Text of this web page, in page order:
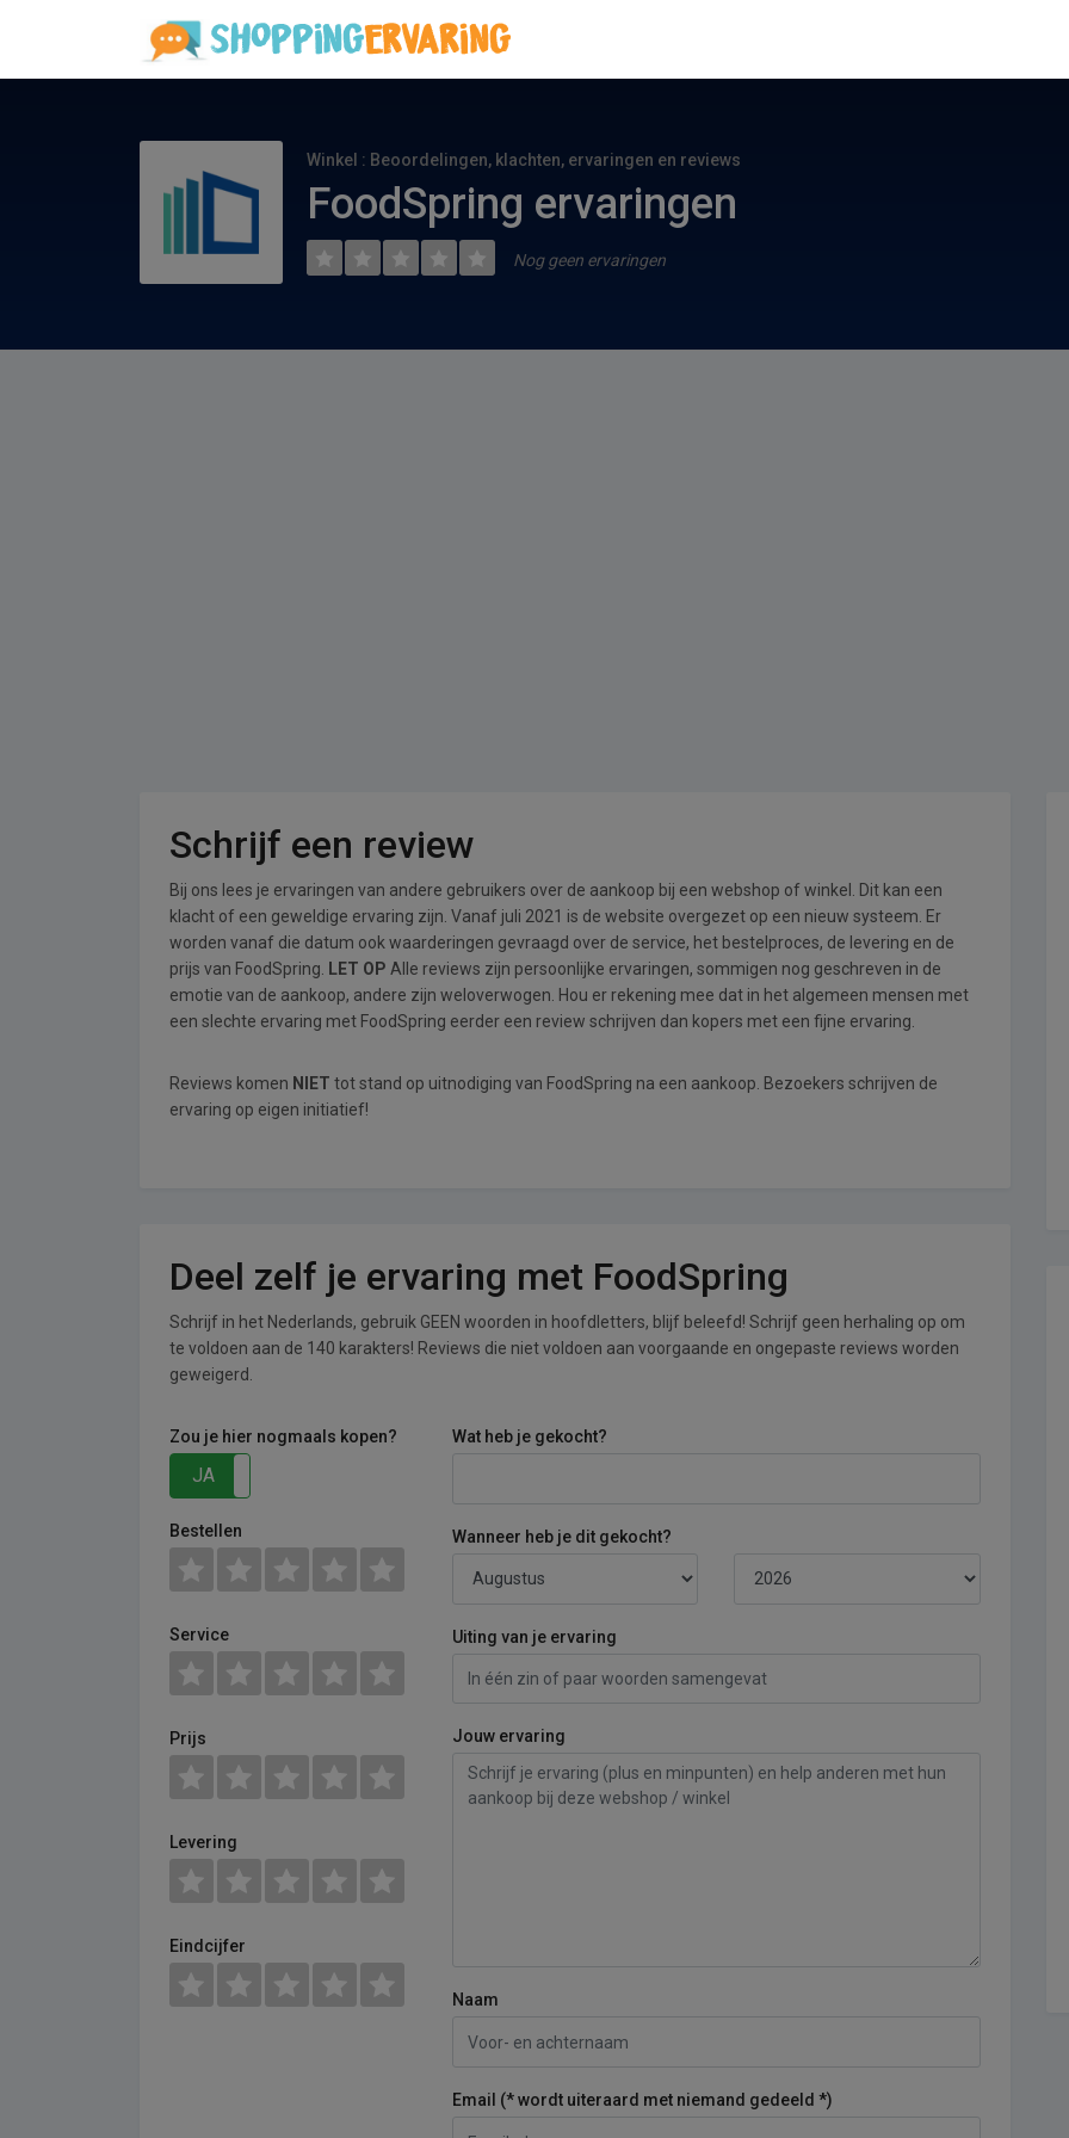
Winkel : Beoordelingen, klachten, ervaringen en reviews
FoodSpring ervaringen
Nog geen ervaringen
Schrijf een review
Bij ons lees je ervaringen van andere gebruikers over de aankoop bij een webshop of winkel. Dit kan een
klacht of een geweldige ervaring zijn. Vanaf juli 2021 is de website overgezet op een nieuw systeem. Er
worden vanaf die datum ook waarderingen gevraagd over de service, het bestelproces, de levering en de
prijs van FoodSpring.
LET OP Alle reviews zijn persoonlijke ervaringen, sommigen nog geschreven in de
emotie van de aankoop, andere zijn weloverwogen. Hou er rekening mee dat in het algemeen mensen met
een slechte ervaring met FoodSpring eerder een review schrijven dan kopers met een fijne ervaring.
Reviews komen NIET tot stand op uitnodiging van FoodSpring na een aankoop. Bezoekers schrijven de
ervaring op eigen initiatief!
Deel zelf je ervaring met FoodSpring
Schrijf in het Nederlands, gebruik GEEN woorden in hoofdletters, blijf beleefd! Schrijf geen herhaling op om
te voldoen aan de 140 karakters! Reviews die niet voldoen aan voorgaande en ongepaste reviews worden
geweigerd.
Zou je hier nogmaals kopen?
JA
Bestellen
Service
Prijs
Levering
Eindcijfer
Wat heb je gekocht?
Wanneer heb je dit gekocht?
Uiting van je ervaring
Jouw ervaring
Naam
Email (* wordt uiteraard met niemand gedeeld *)